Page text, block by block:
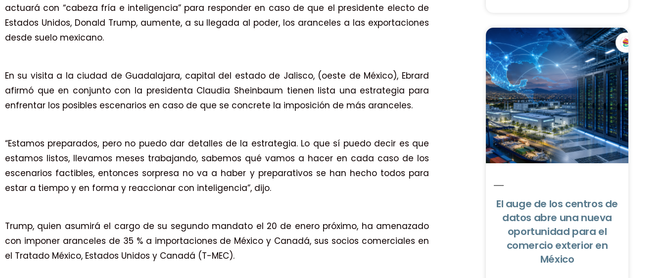
actuará con “cabeza fría e inteligencia” para responder en caso de que el presidente electo de
Estados Unidos, Donald Trump, aumente, a su llegada al poder, los aranceles a las exportaciones
desde suelo mexicano.
En su visita a la ciudad de Guadalajara, capital del estado de Jalisco, (oeste de México), Ebrard
afirmó que en conjunto con la presidenta Claudia Sheinbaum tienen lista una estrategia para
enfrentar los posibles escenarios en caso de que se concrete la imposición de más aranceles.
“Estamos preparados, pero no puedo dar detalles de la estrategia. Lo que sí puedo decir es que
estamos listos, llevamos meses trabajando, sabemos qué vamos a hacer en cada caso de los
escenarios factibles, entonces sorpresa no va a haber y preparativos se han hecho todos para
estar a tiempo y en forma y reaccionar con inteligencia”, dijo.
Trump, quien asumirá el cargo de su segundo mandato el 20 de enero próximo, ha amenazado
con imponer aranceles de 35 % a importaciones de México y Canadá, sus socios comerciales en
el Tratado México, Estados Unidos y Canadá (T-MEC).
El auge de los centros de
datos abre una nueva
oportunidad para el
comercio exterior en
México